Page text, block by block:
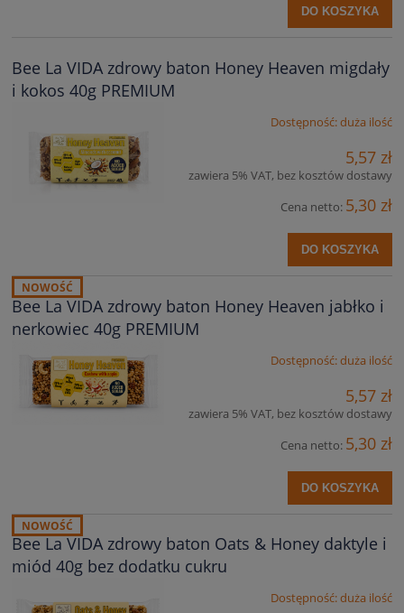
DO KOSZYKA
Bee La VIDA zdrowy baton Honey Heaven migdały
i kokos 40g PREMIUM
Dostępność:duża ilość
5,57 zł
zawiera 5% VAT, bez kosztów dostawy
Cena netto: 5,30 zł
DO KOSZYKA
Bee La VIDA zdrowy baton Honey Heaven jabłko i
nerkowiec 40g PREMIUM
Dostępność:duża ilość
5,57 zł
zawiera 5% VAT, bez kosztów dostawy
Cena netto: 5,30 zł
DO KOSZYKA
NOWOŚĆ
Bee La VIDA zdrowy baton Oats & Honey daktyle i
miód 40g bez dodatku cukru
Dostępność:duża ilość
NOWOŚĆ